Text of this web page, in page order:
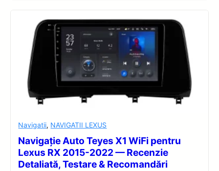
Navigatii, NAVIGATII LEXUS
Navigație Auto Teyes X1 WiFi pentru
Lexus RX 2015-2022 — Recenzie
Detaliată, Testare & Recomandări